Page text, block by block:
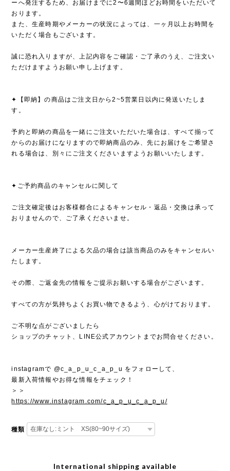
ーへ発注するため、お届けまでに2〜6週間ほどお時間をいただいて
おります。
また、生産時期やメーカーの状況によっては、一ヶ月以上お時間を
いただく場合もございます。
誠に恐れ入りますが、上記内容をご確認・ご了承のうえ、ご注文い
ただけますようお願い申し上げます。
✦【即納】の商品はご注文日から2~5営業日以内に発送いたしま
す。
予約と即納の商品を一緒にご注文いただいた場合は、すべて揃って
からのお届けになりますので即納商品のみ、先にお届けをご希望さ
れる場合は、別々にご注文くださいますようお願いいたします。
✦ご予約商品のキャンセルに関して
ご注文確定後はお客様都合によるキャンセル・返品・交換は承って
おりませんので、ご了承くださいませ。
メーカー生産終了による欠品の場合は該当商品のみをキャンセルい
たします。
その際、ご返金先の情報をご提示お願いする場合がございます。
すべての方が気持ちよくお買い物できるよう、心がけております。
ご不明な点がございましたら
ショップのチャット、LINE公式アカウントまでお問合せください。
instagramで @c_a_p_u_c_a_p_u をフォローして、
最新入荷情報やお得な情報をチェック！
＞＞
https://www.instagram.com/c_a_p_u_c_a_p_u/
種類
International shipping available